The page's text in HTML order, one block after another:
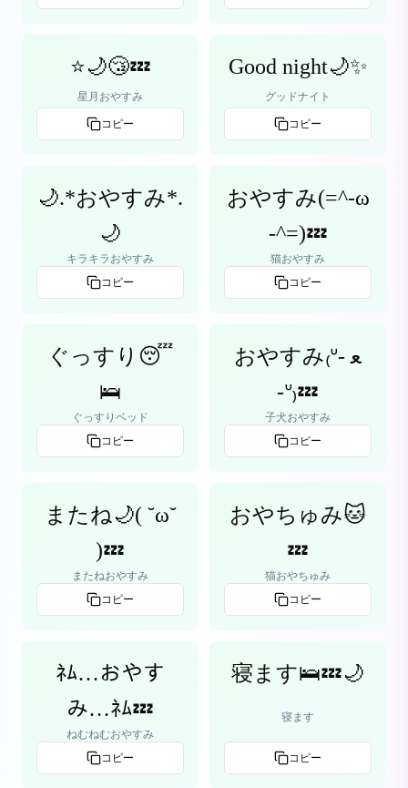
⭐🌙😴💤
星月おやすみ
コピー
Good night🌙✨
グッドナイト
コピー
🌙.*おやすみ*.
🌙
キラキラおやすみ
コピー
おやすみ(=^-ω
-^=)💤
猫おやすみ
コピー
ぐっすり😴
🛌
ぐっすりベッド
コピー
おやすみ₍ᐡ- ﻌ
-ᐡ₎💤
子犬おやすみ
コピー
またね🌙( ˘ω˘
)💤
またねおやすみ
コピー
おやちゅみ🐱
💤
猫おやちゅみ
コピー
ﾈﾑ…おやす
み…ﾈﾑ💤
ねむねむおやすみ
コピー
寝ます🛌💤🌙
寝ます
コピー